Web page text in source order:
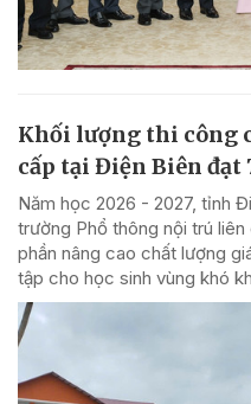
Khối lượng thi công
cấp tại Điện Biên đạt
Năm học 2026 - 2027, tỉnh
trường Phổ thông nội trú
phần nâng cao chất lượng
tập cho học sinh vùng khó